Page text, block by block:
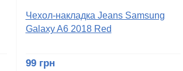
Чехол-накладка Jeans Samsung
Galaxy A6 2018 Red
99 грн